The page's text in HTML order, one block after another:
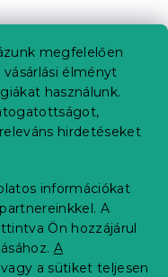
megfelelően
élményt
használunk.
hirdetéseket
információkat
A
Ön hozzájárul
A
a sütiket teljesen